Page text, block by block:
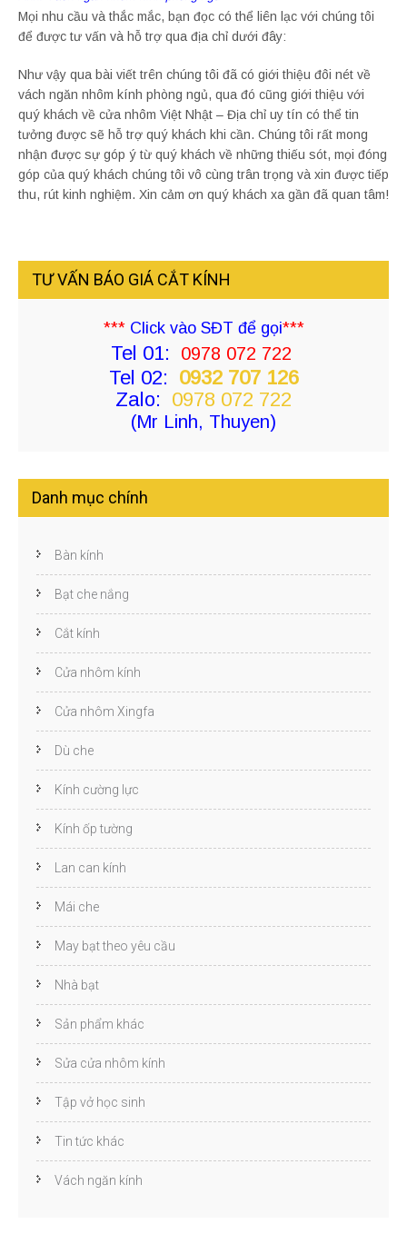
Mọi nhu cầu và thắc mắc, bạn đọc có thể liên lạc với chúng tôi
để được tư vấn và hỗ trợ qua địa chỉ dưới đây:
Như vậy qua bài viết trên chúng tôi đã có giới thiệu đôi nét về
vách ngăn nhôm kính phòng ngủ, qua đó cũng giới thiệu với
quý khách về cửa nhôm Việt Nhật – Địa chỉ uy tín có thể tin
tưởng được sẽ hỗ trợ quý khách khi cần. Chúng tôi rất mong
nhận được sự góp ý từ quý khách về những thiếu sót, mọi đóng
góp của quý khách chúng tôi vô cùng trân trọng và xin được tiếp
thu, rút kinh nghiệm. Xin cảm ơn quý khách xa gần đã quan tâm!
TƯ VẤN BÁO GIÁ CẮT KÍNH
***Click vào SĐT để gọi***
Tel 01: 0978 072 722
Tel 02: 0932 707 126
Zalo: 0978 072 722
(Mr Linh, Thuyen)
Danh mục chính
Bàn kính
Bạt che nắng
Cắt kính
Cửa nhôm kính
Cửa nhôm Xingfa
Dù che
Kính cường lực
Kính ốp tường
Lan can kính
Mái che
May bạt theo yêu cầu
Nhà bạt
Sản phẩm khác
Sửa cửa nhôm kính
Tập vở học sinh
Tin tức khác
Vách ngăn kính